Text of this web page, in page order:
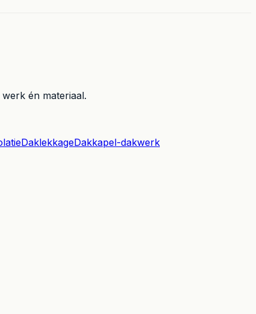
én materiaal.
DaklekkageDakkapel-dakwerk